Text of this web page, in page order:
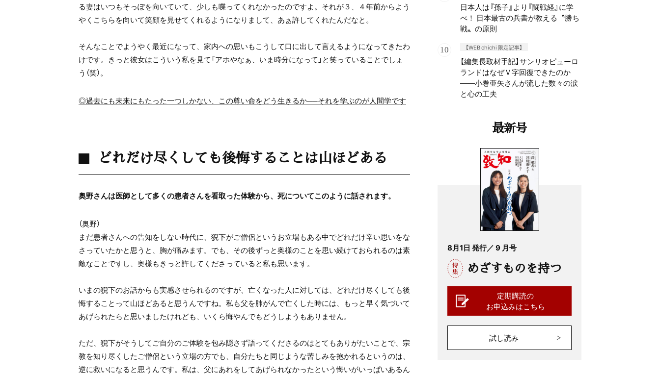
る妻はいつもそっぽを向いていて、少しも喋ってくれなかったのですよ。それが３、４年前からよう
やくこちらを向いて笑顔を見せてくれるようになりまして、あぁ許してくれたんだなと。
そんなことでようやく最近になって、家内への思いもこうして口に出して言えるようになってきたわ
けです。きっと彼女はこういう私を見て「アホやなぁ、いま時分になって」と笑っていることでしょ
う（笑）。
◎過去にも未来にもたった一つしかない、この尊い命をどう生きるか──それを学ぶのが人間学です
どれだけ尽くしても後悔することは山ほどある
奥野さんは医師として多くの患者さんを看取った体験から、死についてこのように話されます。
（奥野）
まだ患者さんへの告知をしない時代に、猊下がご僧侶というお立場もある中でどれだけ辛い思いをな
さっていたかと思うと、胸が痛みます。でも、その後ずっと奥様のことを思い続けておられるのは素
敵なことですし、奥様もきっと許してくださっていると私も思います。
いまの猊下のお話からも実感させられるのですが、亡くなった人に対しては、どれだけ尽くしても後
悔することって山ほどあると思うんですね。私も父を肺がんで亡くした時には、もっと早く気づいて
あげられたらと思いましたけれども、いくら悔やんでもどうしようもありません。
ただ、猊下がそうしてご自分のご体験を包み隠さず語ってくださるのはとてもありがたいことで、宗
教を知り尽くしたご僧侶という立場の方でも、自分たちと同じような苦しみを抱かれるというのは、
逆に救いになると思うんです。私は、父にあれをしてあげられなかったという悔いがいっぱいあるん
日本人は『孫子』より『闘戦経』に学
べ！ 日本最古の兵書が教える〝勝ち
戦〟の原則
【WEB chichi 限定記事】
【編集長取材手記】サンリオピューロ
ランドはなぜＶ字回復できたのか
——小巻亜矢さんが流した数々の涙
と心の工夫
最新号
8月1日 発行／ 9 月号
めざすものを持つ
定期購読の
お申込みはこちら
試し読み